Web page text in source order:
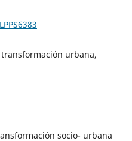
urbana,
socio- urbana